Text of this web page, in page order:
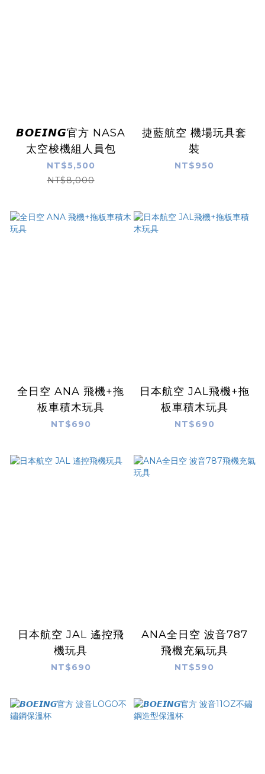
𝘽𝙊𝙀𝙄𝙉𝙂官方 NASA
太空梭機組人員包
NT$5,500
NT$8,000
捷藍航空 機場玩具套
裝
NT$950
全日空 ANA 飛機+拖
板車積木玩具
NT$690
日本航空 JAL飛機+拖
板車積木玩具
NT$690
日本航空 JAL 遙控飛
機玩具
NT$690
ANA全日空 波音787
飛機充氣玩具
NT$590